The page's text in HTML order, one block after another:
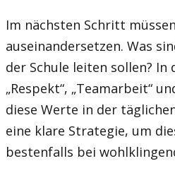
Im nächsten Schritt
auseinandersetzen. Was
der Schule leiten sollen?
„Respekt“, „Teamarbeit“
diese Werte in der
eine klare Strategie, um
bestenfalls bei